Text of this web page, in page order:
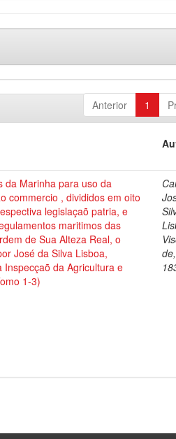
Anterior 1
da Marinha para uso da
commercio , divididos em oito
legislaçaõ patria, e
maritimos das
de Sua Alteza Real, o
José da Silva Lisboa,
da Agricultura e
1-3)